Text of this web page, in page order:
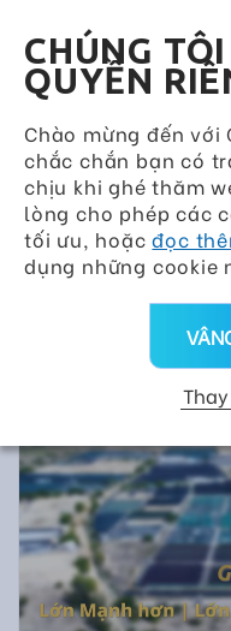
CHÚNG
QUYỀN
Chào mừng đến với
chắc chắn bạn có
chịu khi ghé thăm
lòng cho phép các
tối ưu, hoặcđọc
dụng những cookie